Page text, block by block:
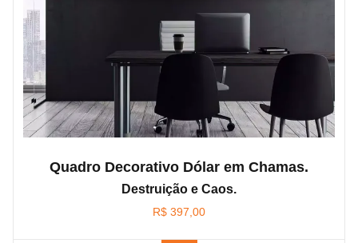
Quadro Decorativo Dólar em Chamas.
Destruição e Caos.
R$ 397,00